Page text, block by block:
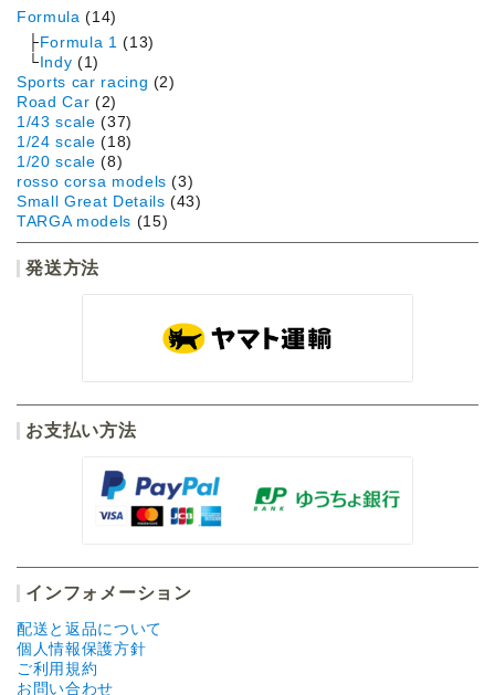
Formula (14)
Formula 1 (13)
Indy (1)
Sports car racing (2)
Road Car (2)
1/43 scale (37)
1/24 scale (18)
1/20 scale (8)
rosso corsa models (3)
Small Great Details (43)
TARGA models (15)
発送方法
お支払い方法
インフォメーション
配送と返品について
個人情報保護方針
ご利用規約
お問い合わせ